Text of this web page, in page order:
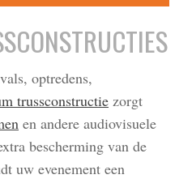
optredens,
trussconstructie zorgt
en andere audiovisuele
bescherming van de
uw evenement een